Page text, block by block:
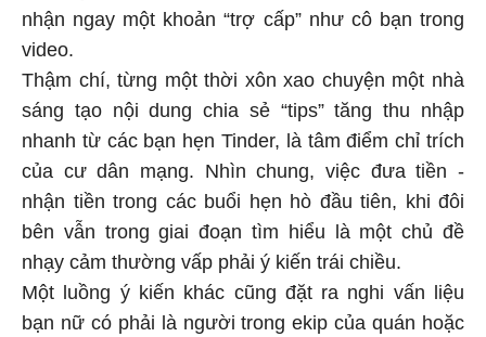
nhận ngay một khoản “trợ cấp” như cô bạn trong
video.
Thậm chí, từng một thời xôn xao chuyện một nhà
sáng tạo nội dung chia sẻ “tips” tăng thu nhập
nhanh từ các bạn hẹn Tinder, là tâm điểm chỉ trích
của cư dân mạng. Nhìn chung, việc đưa tiền -
nhận tiền trong các buổi hẹn hò đầu tiên, khi đôi
bên vẫn trong giai đoạn tìm hiểu là một chủ đề
nhạy cảm thường vấp phải ý kiến trái chiều.
Một luồng ý kiến khác cũng đặt ra nghi vấn liệu
bạn nữ có phải là người trong ekip của quán hoặc